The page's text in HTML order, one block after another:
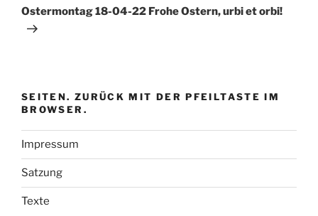
Beitrag
Ostermontag 18-04-22 Frohe Ostern, urbi et orbi!
SEITEN. ZURÜCK MIT DER PFEILTASTE IM
BROWSER.
Impressum
Satzung
Texte